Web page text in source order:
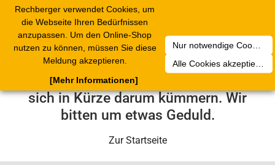
Rechberger verwendet Cookies, um
die Webseite Ihren Bedürfnissen
anzupassen. Um den Online-Shop
nutzen zu können, müssen Sie diese
Meldung akzeptieren.
Nur notwendige Cookies akzeptieren
Alle Cookies akzeptieren
[Mehr Informationen]
Leider ist ein technischer Fehler
aufgetreten. Unser Service-Team wird
sich in Kürze darum kümmern. Wir
bitten um etwas Geduld.
Zur Startseite